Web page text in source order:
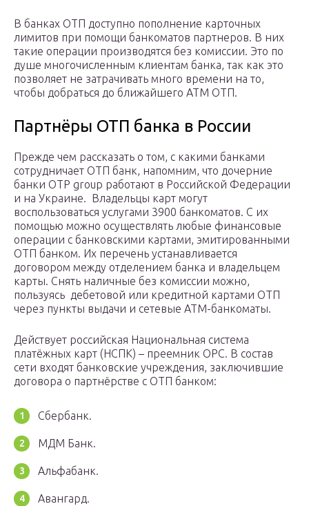
В банках ОТП доступно пополнение карточных
лимитов при помощи банкоматов партнеров. В них
такие операции производятся без комиссии. Это по
душе многочисленным клиентам банка, так как это
позволяет не затрачивать много времени на то,
чтобы добраться до ближайшего АТМ ОТП.
Партнёры ОТП банка в России
Прежде чем рассказать о том, с какими банками
сотрудничает ОТП банк, напомним, что дочерние
банки OTP group работают в Российской Федерации
и на Украине. Владельцы карт могут
воспользоваться услугами 3900 банкоматов. С их
помощью можно осуществлять любые финансовые
операции с банковскими картами, эмитированными
ОТП банком. Их перечень устанавливается
договором между отделением банка и владельцем
карты. Снять наличные без комиссии можно,
пользуясь дебетовой или кредитной картами ОТП
через пункты выдачи и сетевые АТМ-банкоматы.
Действует российская Национальная система
платёжных карт (НСПК) – преемник ОРС. В состав
сети входят банковские учреждения, заключившие
договора о партнёрстве с ОТП банком:
Сбербанк.
МДМ Банк.
Альфабанк.
Авангард.